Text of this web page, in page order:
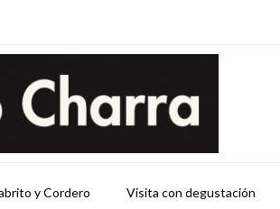
y Cordero Visita con degustación